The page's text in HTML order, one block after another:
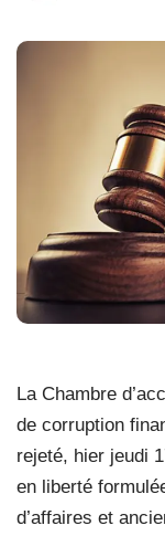
La Chambre
de corruption
rejeté, hier jeudi
en liberté
d’affaires et